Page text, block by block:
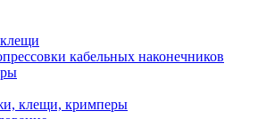
кабельных наконечников
клещи, кримперы